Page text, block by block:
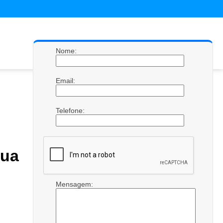
Nome:
Email:
Telefone:
Mensagem: